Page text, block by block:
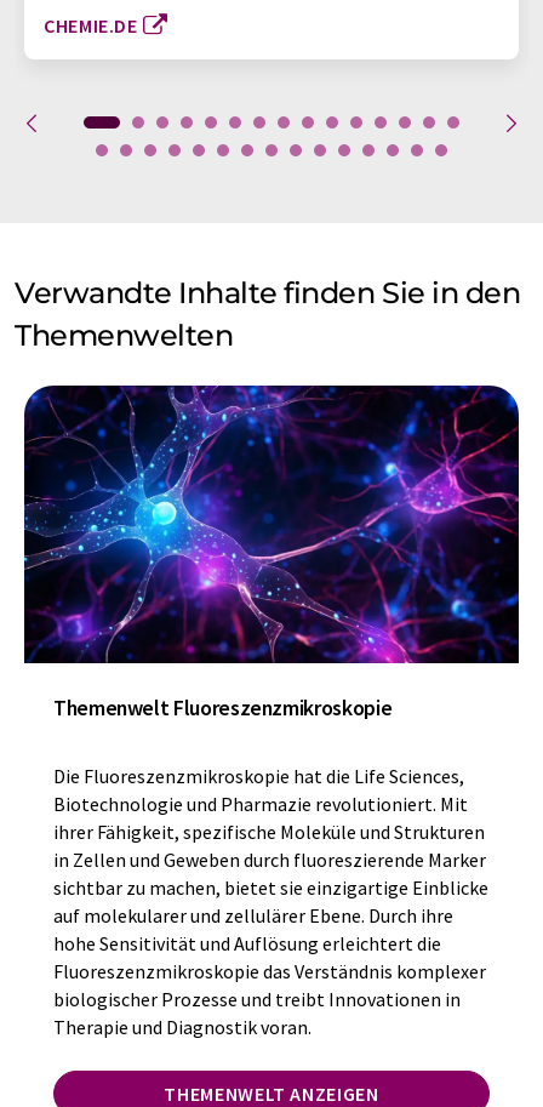
CHEMIE.DE
Verwandte Inhalte finden Sie in den
Themenwelten
Themenwelt Fluoreszenzmikroskopie
Die Fluoreszenzmikroskopie hat die Life Sciences,
Biotechnologie und Pharmazie revolutioniert. Mit
ihrer Fähigkeit, spezifische Moleküle und Strukturen
in Zellen und Geweben durch fluoreszierende Marker
sichtbar zu machen, bietet sie einzigartige Einblicke
auf molekularer und zellulärer Ebene. Durch ihre
hohe Sensitivität und Auflösung erleichtert die
Fluoreszenzmikroskopie das Verständnis komplexer
biologischer Prozesse und treibt Innovationen in
Therapie und Diagnostik voran.
THEMENWELT ANZEIGEN